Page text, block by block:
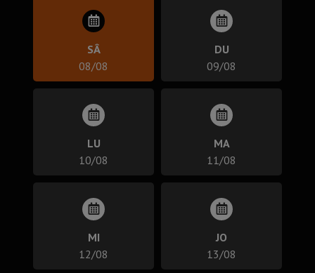
SÂ
08/08
DU
09/08
LU
10/08
MA
11/08
MI
12/08
JO
13/08